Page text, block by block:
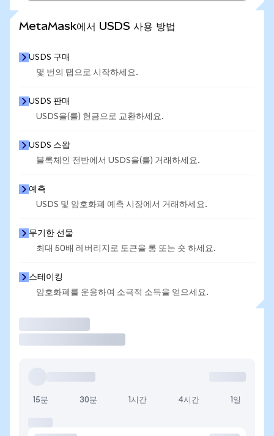
MetaMask에서 USDS 사용 방법
USDS 구매
몇 번의 탭으로 시작하세요.
USDS 판매
USDS을(를) 현금으로 교환하세요.
USDS 스왑
블록체인 전반에서 USDS을(를) 거래하세요.
예측
USDS 및 암호화폐 예측 시장에서 거래하세요.
무기한 선물
최대 50배 레버리지로 토큰을 롱 또는 숏 하세요.
스테이킹
암호화폐를 운용하여 소극적 소득을 얻으세요.
15분 30분 1시간 4시간 1일